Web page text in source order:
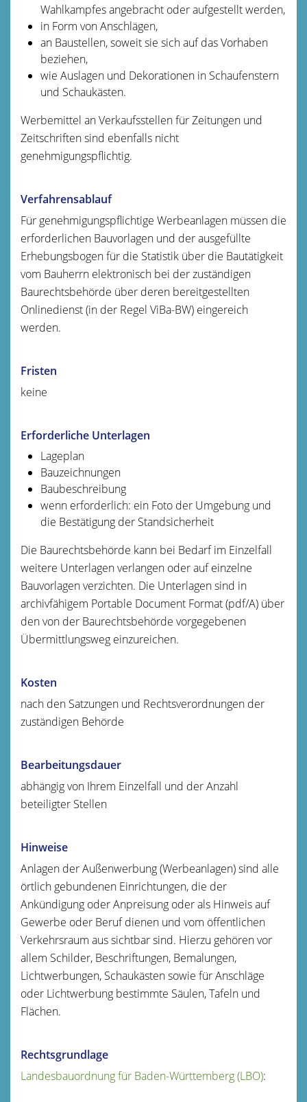
Wahlkampfes angebracht oder aufgestellt werden,
in Form von Anschlägen,
an Baustellen, soweit sie sich auf das Vorhaben
beziehen,
wie Auslagen und Dekorationen in Schaufenstern
und Schaukästen.
Werbemittel an Verkaufsstellen für Zeitungen und
Zeitschriften sind ebenfalls nicht
genehmigungspflichtig.
Verfahrensablauf
Für genehmigungspflichtige Werbeanlagen müssen die
erforderlichen Bauvorlagen und der ausgefüllte
Erhebungsbogen für die Statistik über die Bautätigkeit
vom Bauherrn elektronisch bei der zuständigen
Baurechtsbehörde über deren bereitgestellten
Onlinedienst (in der Regel ViBa-BW) eingereich
werden.
Fristen
keine
Erforderliche Unterlagen
Lageplan
Bauzeichnungen
Baubeschreibung
wenn erforderlich: ein Foto der Umgebung und
die Bestätigung der Standsicherheit
Die Baurechtsbehörde kann bei Bedarf im Einzelfall
weitere Unterlagen verlangen oder auf einzelne
Bauvorlagen verzichten. Die Unterlagen sind in
archivfähigem Portable Document Format (pdf/A) über
den von der Baurechtsbehörde vorgegebenen
Übermittlungsweg einzureichen.
Kosten
nach den Satzungen und Rechtsverordnungen der
zuständigen Behörde
Bearbeitungsdauer
abhängig von Ihrem Einzelfall und der Anzahl
beteiligter Stellen
Hinweise
Anlagen der Außenwerbung (Werbeanlagen) sind alle
örtlich gebundenen Einrichtungen, die der
Ankündigung oder Anpreisung oder als Hinweis auf
Gewerbe oder Beruf dienen und vom öffentlichen
Verkehrsraum aus sichtbar sind. Hierzu gehören vor
allem Schilder, Beschriftungen, Bemalungen,
Lichtwerbungen, Schaukästen sowie für Anschläge
oder Lichtwerbung bestimmte Säulen, Tafeln und
Flächen.
Rechtsgrundlage
Landesbauordnung für Baden-Württemberg (LBO):